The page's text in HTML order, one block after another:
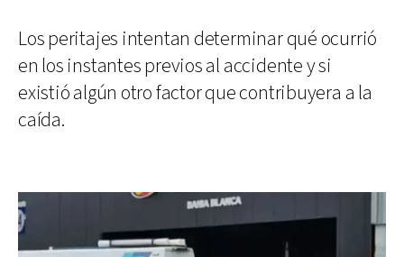
Los peritajes intentan determinar qué ocurrió
en los instantes previos al accidente y si
existió algún otro factor que contribuyera a la
caída.